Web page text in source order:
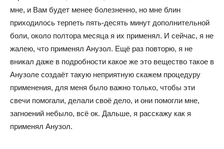
мне, и Вам будет менее болезненно, но мне блин
приходилось терпеть пять-десять минут дополнительной
боли, около полтора месяца я их применял. И сейчас, я не
жалею, что применял Анузол. Ещё раз повторю, я не
вникал даже в подробности какое же это вещество такое в
Анузоле создаёт такую неприятную скажем процедуру
применения, для меня было важно только, чтобы эти
свечи помогали, делали своё дело, и они помогли мне,
загноений небыло, всё ок. Дальше, я расскажу как я
применял Анузол.